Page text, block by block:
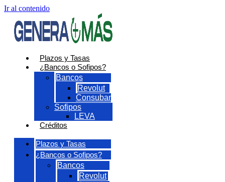
Ir al contenido
Plazos y Tasas
¿Bancos o Sofipos?
Bancos
Revolut
Consubanco
Sofipos
LEVA
Créditos
Plazos y Tasas
¿Bancos o Sofipos?
Bancos
Revolut